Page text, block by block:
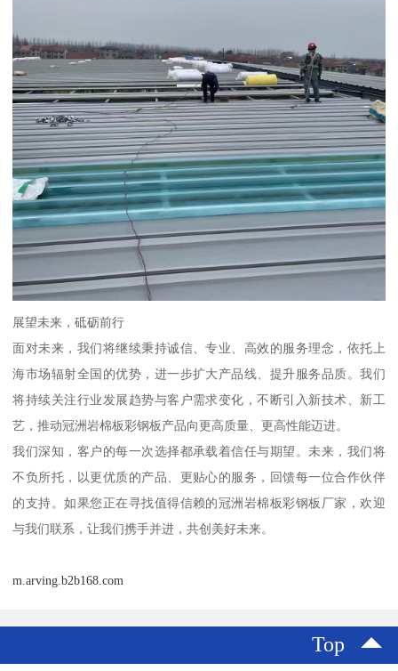
展望未来，砥砺前行
面对未来，我们将继续秉持诚信、专业、高效的服务理念，依托上
海市场辐射全国的优势，进一步扩大产品线、提升服务品质。我们
将持续关注行业发展趋势与客户需求变化，不断引入新技术、新工
艺，推动冠洲岩棉板彩钢板产品向更高质量、更高性能迈进。
我们深知，客户的每一次选择都承载着信任与期望。未来，我们将
不负所托，以更优质的产品、更贴心的服务，回馈每一位合作伙伴
的支持。如果您正在寻找值得信赖的冠洲岩棉板彩钢板厂家，欢迎
与我们联系，让我们携手并进，共创美好未来。
m.arving.b2b168.com
Top